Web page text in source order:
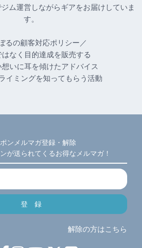
ム運営しながらギアをお届けしていま
す。
るの顧客対応ポリシー／
はなく目的達成を販売する
想いに耳を傾けたアドバイス
イミングを知ってもらう活動
ンメルマガ登録・解除
が送られてくるお得なメルマガ！
解除の方はこちら